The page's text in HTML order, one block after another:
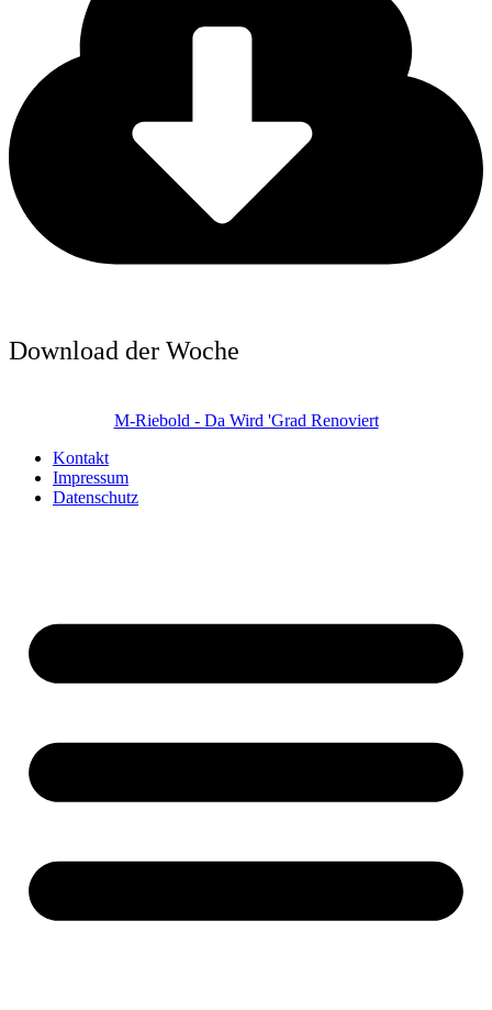
Download der Woche
M-Riebold - Da Wird 'Grad Renoviert
Kontakt
Impressum
Datenschutz